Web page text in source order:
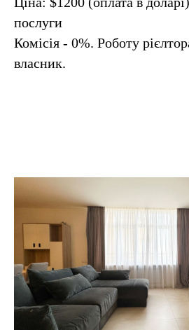
послуги
Комісія - 0%. Роботу
власник.